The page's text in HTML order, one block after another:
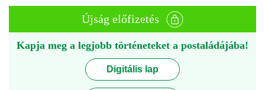
Újság előfizetés
Kapja meg a legjobb történeteket a postaládájába!
Digitális lap